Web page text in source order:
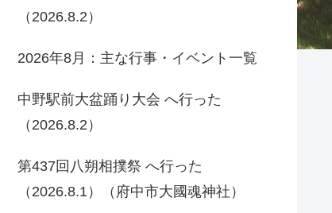
（2026.8.2）
2026年8月：主な行事・イベント一覧
中野駅前大盆踊り大会 へ行った
（2026.8.2）
第437回八朔相撲祭 へ行った
（2026.8.1）（府中市大國魂神社）